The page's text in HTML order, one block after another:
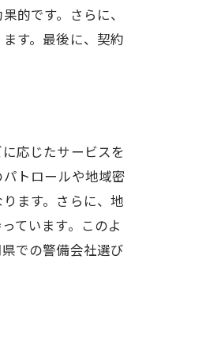
的です。さらに、
す。最後に、契約
応じたサービスを
トロールや地域密
ます。さらに、地
ています。このよ
での警備会社選び